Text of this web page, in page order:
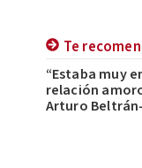
Te
“Estaba muy
relación
Arturo